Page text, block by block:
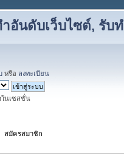
อันดับเว็บไซต์, รับ
หรือ ลงทะเบียน
ในเซสชั่น
สมัครสมาชิก